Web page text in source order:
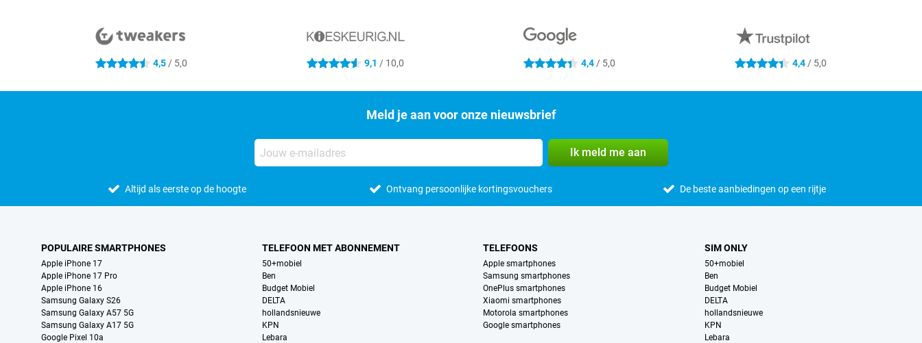
4.5 sterren 4,5/ 5,0 4.6 sterren 9,1 / 10,0 4.4 sterren 4,4 / 5,0 4.4 sterren 4,4 / 5,0
Meld je aan voor onze nieuwsbrief
Ik meld me aan
Altijd als eerste op de hoogte Ontvang persoonlijke kortingsvouchers De beste aanbiedingen op een rijtje
POPULAIRE SMARTPHONES
Apple iPhone 17
Apple iPhone 17 Pro
Apple iPhone 16
Samsung Galaxy S26
Samsung Galaxy A57 5G
Samsung Galaxy A17 5G
Google Pixel 10a
TELEFOON MET ABONNEMENT
50+mobiel
Ben
Budget Mobiel
DELTA
hollandsnieuwe
KPN
Lebara
TELEFOONS
Apple smartphones
Samsung smartphones
OnePlus smartphones
Xiaomi smartphones
Motorola smartphones
Google smartphones
SIM ONLY
50+mobiel
Ben
Budget Mobiel
DELTA
hollandsnieuwe
KPN
Lebara